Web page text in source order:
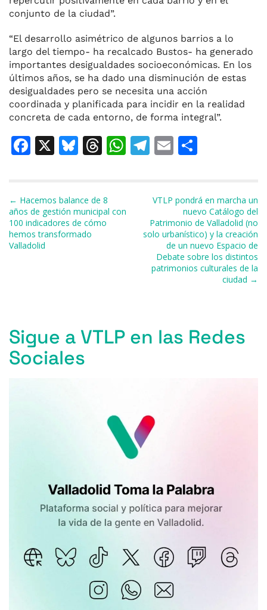
conjunto de la ciudad”.
“El desarrollo asimétrico de algunos barrios a lo
largo del tiempo- ha recalcado Bustos- ha generado
importantes desigualdades socioeconómicas. En los
últimos años, se ha dado una disminución de estas
desigualdades pero se necesita una acción
coordinada y planificada para incidir en la realidad
concreta de cada entorno, de forma integral”.
F
e
b
o
X
Bl
s
k
y
T
a
d
W T
gr
a
m
E
l
p
ar
ti
r
Navegación de entradas
← Hacemos balance de 8
años de gestión municipal con
100 indicadores de cómo
hemos transformado
Valladolid
VTLP pondrá en marcha un
nuevo Catálogo del
Patrimonio de Valladolid (no
solo urbanístico) y la creación
de un nuevo Espacio de
Debate sobre los distintos
patrimonios culturales de la
ciudad →
Sigue a VTLP en las Redes
Sociales